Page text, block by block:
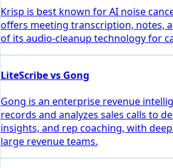
Krisp is best known for AI noise
offers meeting transcription, notes,
of its audio-cleanup technology for
LiteScribe vs Gong
Gong is an enterprise revenue
records and analyzes sales calls to
insights, and rep coaching, with
large revenue teams.